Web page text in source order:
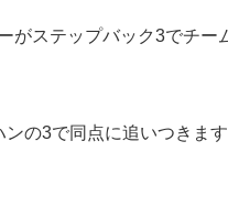
がステップバック3でチー
の3で同点に追いつきます